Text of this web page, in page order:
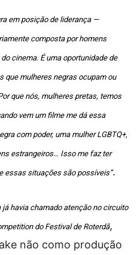
em posição de liderança —
composta por homens
cinema. É uma oportunidade de
que mulheres negras ocupam ou
que nós, mulheres pretas, temos
vem um filme me dá essa
com poder, uma mulher LGBTQ+,
estrangeiros… Isso me faz ter
essas situações são possíveis”.
havia chamado atenção no circuito
do Festival de Roterdã,
não como produção